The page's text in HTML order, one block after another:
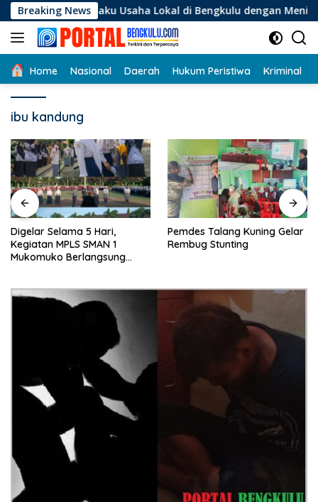
Langsung
ke
konten
Breaking News
Pelaku Usaha Lokal di Bengkulu dengan Meningkatkan
Home Nasional Daerah Hukum Peristiwa Kriminal
ibu kandung
Digelar Selama 5 Hari,
Kegiatan MPLS SMAN 1
Mukomuko Berlangsung
Pemdes Talang Kuning Gelar
Rembug Stunting